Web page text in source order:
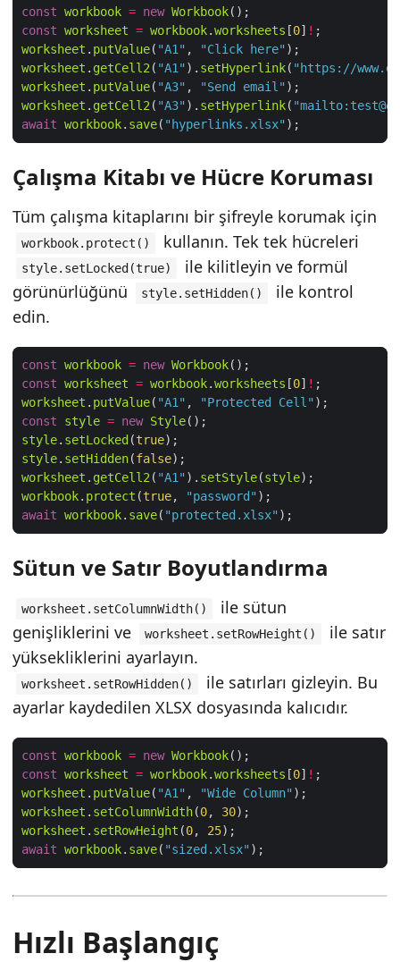
const workbook = new Workbook
const worksheet = workbook.worksheets [0] !
worksheet . putValue( "A1" , "Click here"
worksheet . getCell2 ( "A1" ). setHyperlink( "https://
worksheet . putValue( "A3" , "Send email"
worksheet . getCell2 ( "A3" ). setHyperlink(
await workbook. save( "hyperlinks.xlsx"
Çalışma Kitabı ve Hücre Koruması
Tüm çalışma kitaplarını bir şifreyle korumak için
workbook.protect() kullanın. Tek tek hücreleri
style.setLocked(true)
ile kilitleyin ve formül
görünürlüğünü
style.setHidden()
ile kontrol
edin.
const workbook = new Workbook
const worksheet = workbook.worksheets [0] !
worksheet . putValue( "A1" , "Protected Cell"
const
style = new Style
style. setLocked (true
style. setHidden(false
worksheet . getCell2 ( "A1" ). setStyle(style
workbook. protect (true, "password"
await workbook. save( "protected.xlsx"
Sütun ve Satır Boyutlandırma
worksheet.setColumnWidth()
ile sütun
genişliklerini ve
worksheet.setRowHeight()
ile satır
yüksekliklerini ayarlayın.
worksheet.setRowHidden()
ile satırları gizleyin. Bu
ayarlar kaydedilen XLSX dosyasında kalıcıdır.
const workbook = new Workbook
const worksheet = workbook.worksheets [0] !
worksheet . putValue( "A1" , "Wide Column"
worksheet . setColumnWidth(0, 30
worksheet . setRowHeight (0, 25
await workbook. save( "sized.xlsx"
Hızlı Başlangıç